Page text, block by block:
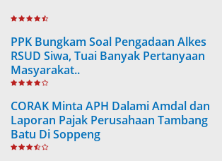
PPK Bungkam Soal Pengadaan Alkes
RSUD Siwa, Tuai Banyak Pertanyaan
Masyarakat..
CORAK Minta APH Dalami Amdal dan
Laporan Pajak Perusahaan Tambang
Batu Di Soppeng